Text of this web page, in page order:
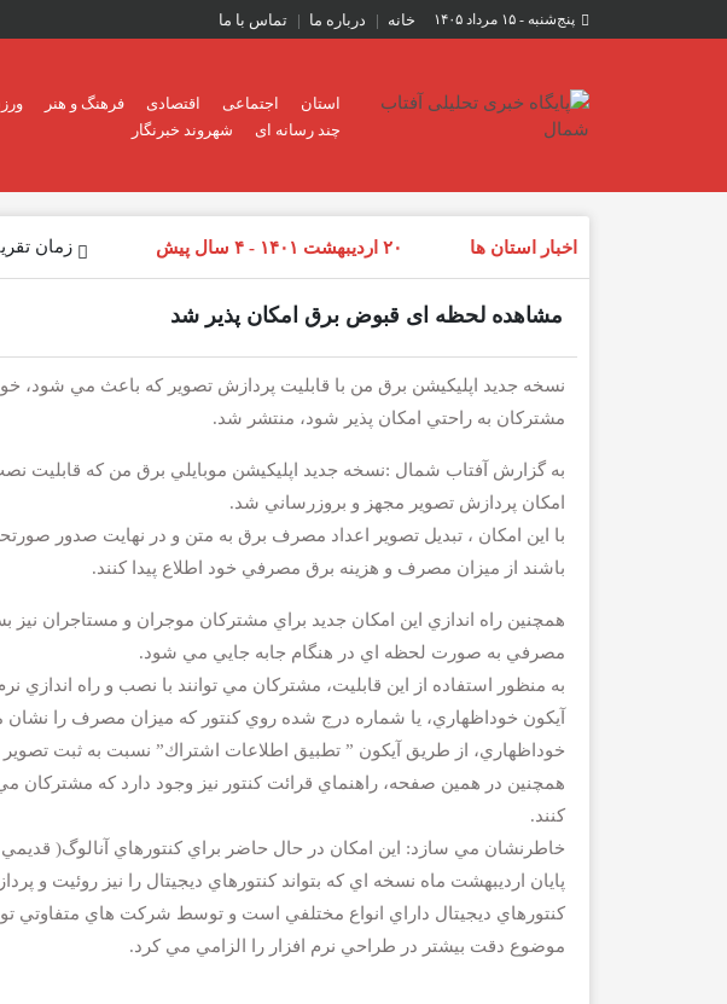
پنج‌شنبه - ۱۵ مرداد ۱۴۰۵ خانه درباره ما تماس با ما
استان اجتماعی اقتصادی فرهنگ و هنر
چند رسانه ای
شهروند خبرنگار
اخبار استان ها ۲۰ اردیبهشت ۱۴۰۱ - ۴ سال پیش زمان تقریبی
مشاهده لحظه ای قبوض برق امكان پذیر شد
نسخه جديد اپلیکیشن برق من با قابليت پردازش تصوير كه باعث مي
مشتركان به راحتي امكان پذير شود، منتشر شد.
امكان پردازش تصوير مجهز و بروزرساني شد.
با اين امكان ، تبديل تصوير اعداد مصرف برق به متن و در نهايت صدور
باشند از ميزان مصرف و هزينه برق مصرفي خود اطلاع پيدا كنند.
همچنين راه اندازي اين امكان جديد براي مشتركان موجران و مستاجران نيز
مصرفي به صورت لحظه اي در هنگام جابه جايي مي شود.
به منظور استفاده از اين قابليت، مشتركان مي توانند با نصب و راه
آيكون خوداظهاري، يا شماره درج شده روي كنتور كه ميزان مصرف را نشان
خوداظهاري، از طريق آيكون ” تطبيق اطلاعات اشتراك” نسبت به ثبت تصوير
همچنين در همين صفحه، راهنماي قرائت كنتور نيز وجود دارد كه مشتركان
كنند.
خاطرنشان مي سازد: اين امكان در حال حاضر براي كنتورهاي آنالوگ(
پايان ارديبهشت ماه نسخه اي كه بتواند كنتورهاي ديجيتال را نيز روئيت و
كنتورهاي ديجيتال داراي انواع مختلفي است و توسط شركت هاي متفاوتي
موضوع دقت بيشتر در طراحي نرم افزار را الزامي مي كرد.
روزنامه مشرق توسعه ایران